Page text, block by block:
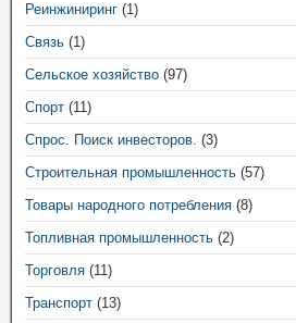
Реинжиниринг (1)
Связь (1)
Сельское хозяйство (97)
Спорт (11)
Спрос. Поиск инвесторов. (3)
Строительная промышленность (57)
Товары народного потребления (8)
Топливная промышленность (2)
Торговля (11)
Транспорт (13)